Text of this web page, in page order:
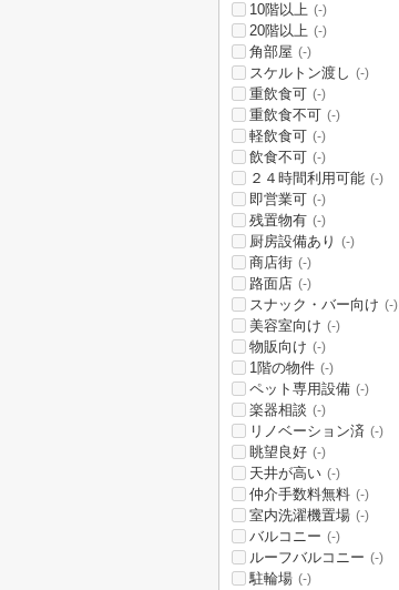
10階以上 (-)
20階以上 (-)
角部屋 (-)
スケルトン渡し (-)
重飲食可 (-)
重飲食不可 (-)
軽飲食可 (-)
飲食不可 (-)
２４時間利用可能 (-)
即営業可 (-)
残置物有 (-)
厨房設備あり (-)
商店街 (-)
路面店 (-)
スナック・バー向け (-)
美容室向け (-)
物販向け (-)
1階の物件 (-)
ペット専用設備 (-)
楽器相談 (-)
リノベーション済 (-)
眺望良好 (-)
天井が高い (-)
仲介手数料無料 (-)
室内洗濯機置場 (-)
バルコニー (-)
ルーフバルコニー (-)
駐輪場 (-)